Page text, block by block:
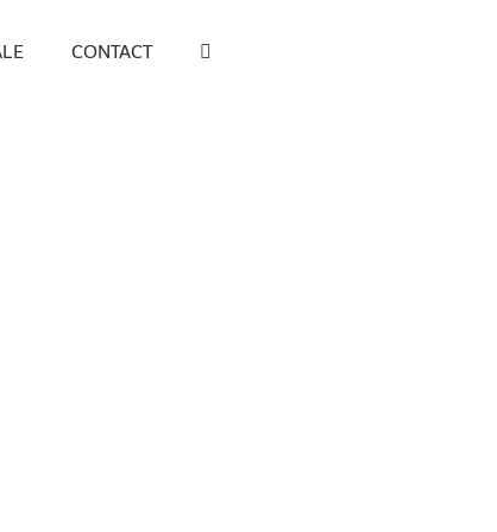
CONTACT